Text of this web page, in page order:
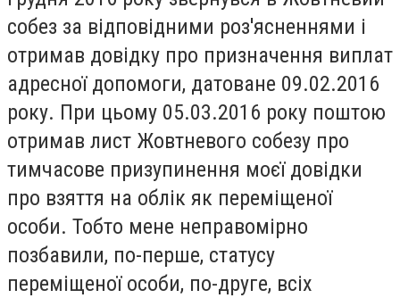
собез за відповідними роз'ясненнями і
отримав довідку про призначення виплат
адресної допомоги, датоване 09.02.2016
року. При цьому 05.03.2016 року поштою
отримав лист Жовтневого собезу про
тимчасове призупинення моєї довідки
про взяття на облік як переміщеної
особи. Тобто мене неправомірно
позбавили, по-перше, статусу
переміщеної особи, по-друге, всіх